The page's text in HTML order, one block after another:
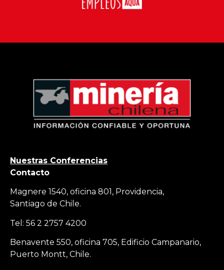
Nuestras Conferencias
Contacto
Magnere 1540, oficina 801, Providencia,
Santiago de Chile.
Tel: 56 2 2757 4200
Benavente 550, oficina 705, Edificio Campanario,
Puerto Montt, Chile.